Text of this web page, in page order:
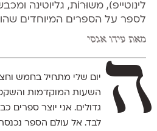
לינוטייפ), משוּרוֹת, גליוטינה
לספר על הספרים המיוחדים
מאת עידו אגסי
ה
יום שלי מתחיל בחמש
השעות המוקדמות
לבד. אל עולם הספר